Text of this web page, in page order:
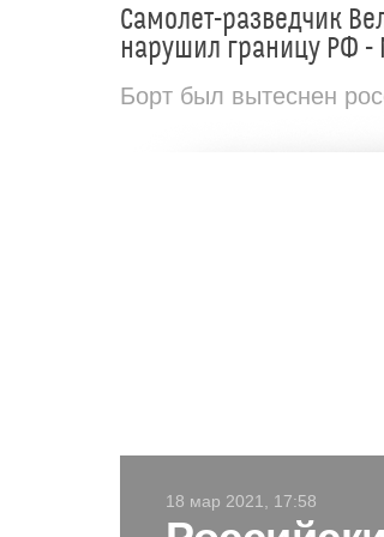
Самолет-разведчик
нарушил границу РФ
Борт был вытеснен
18 мар 2021, 17:58